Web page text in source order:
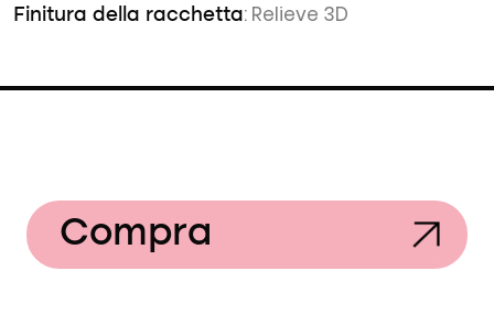
Finitura della racchetta: Relieve 3D
Compra